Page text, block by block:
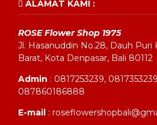
ALAMAT KAMI :
ROSE Flower Shop 1975
Jl. Hasanuddin No.28, Dauh Puri
Barat, Kota Denpasar, Bali 80112
Admin : 0817253239,
087860186888
E-mail :